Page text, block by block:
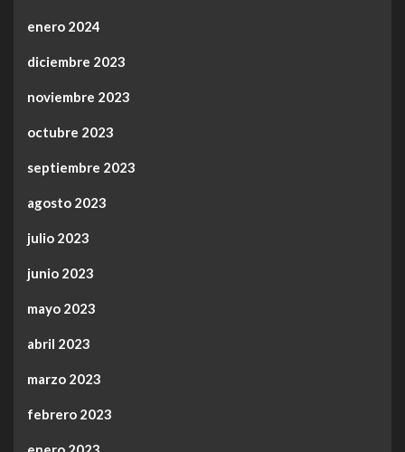
enero 2024
diciembre 2023
noviembre 2023
octubre 2023
septiembre 2023
agosto 2023
julio 2023
junio 2023
mayo 2023
abril 2023
marzo 2023
febrero 2023